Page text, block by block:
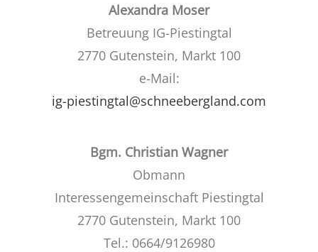
Alexandra Moser
Betreuung IG-Piestingtal
2770 Gutenstein, Markt 100
e-Mail:
ig-piestingtal@schneebergland.com
Bgm. Christian Wagner
Obmann
Interessengemeinschaft Piestingtal
2770 Gutenstein, Markt 100
Tel.: 0664/9126980